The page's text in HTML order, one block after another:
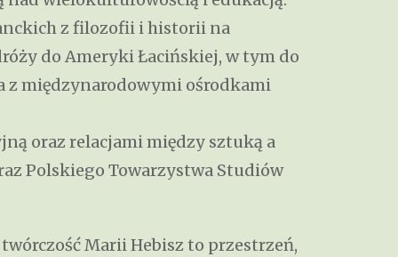
z filozofii i historii na
do Ameryki Łacińskiej, w tym do
z międzynarodowymi ośrodkami
oraz relacjami między sztuką a
Polskiego Towarzystwa Studiów
Marii Hebisz to przestrzeń,